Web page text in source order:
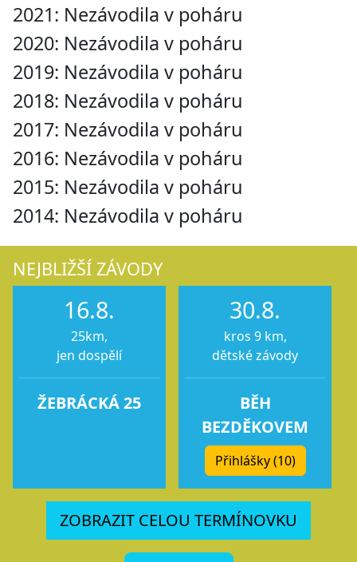
2021: Nezávodila v poháru
2020: Nezávodila v poháru
2019: Nezávodila v poháru
2018: Nezávodila v poháru
2017: Nezávodila v poháru
2016: Nezávodila v poháru
2015: Nezávodila v poháru
2014: Nezávodila v poháru
NEJBLIŽŠÍ ZÁVODY
16.8.
25km,
jen dospělí
ŽEBRÁCKÁ 25
30.8.
kros 9 km,
dětské závody
BĚH
BEZDĚKOVEM
Přihlášky (10)
ZOBRAZIT CELOU TERMÍNOVKU